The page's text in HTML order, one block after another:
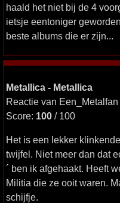
haald het niet bij de 4
ietsje eentoniger
beste albums die er zijn...
Metallica - Metallica
Reactie van
Score: 100 / 100
Het is een lekker
twijfel. Niet meer dan dat
´ ben ik afgehaakt. Heeft
Militia die ze ooit waren.
schijfje.